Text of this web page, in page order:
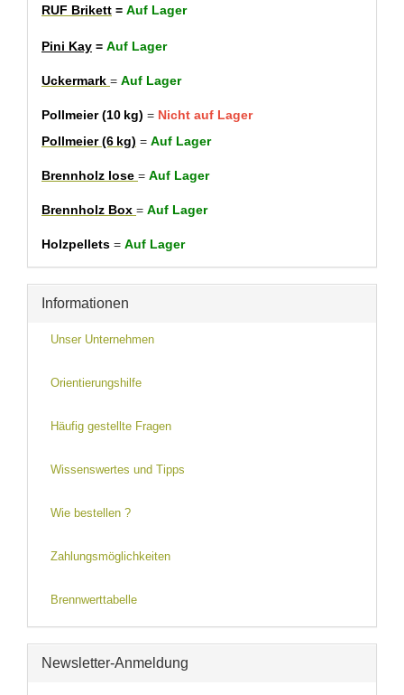
RUF Brikett = Auf Lager
Pini Kay = Auf Lager
Uckermark = Auf Lager
Pollmeier (10 kg) = Nicht auf Lager
Pollmeier (6 kg) = Auf Lager
Brennholz lose = Auf Lager
Brennholz Box = Auf Lager
Holzpellets = Auf Lager
Informationen
Unser Unternehmen
Orientierungshilfe
Häufig gestellte Fragen
Wissenswertes und Tipps
Wie bestellen ?
Zahlungsmöglichkeiten
Brennwerttabelle
Newsletter-Anmeldung